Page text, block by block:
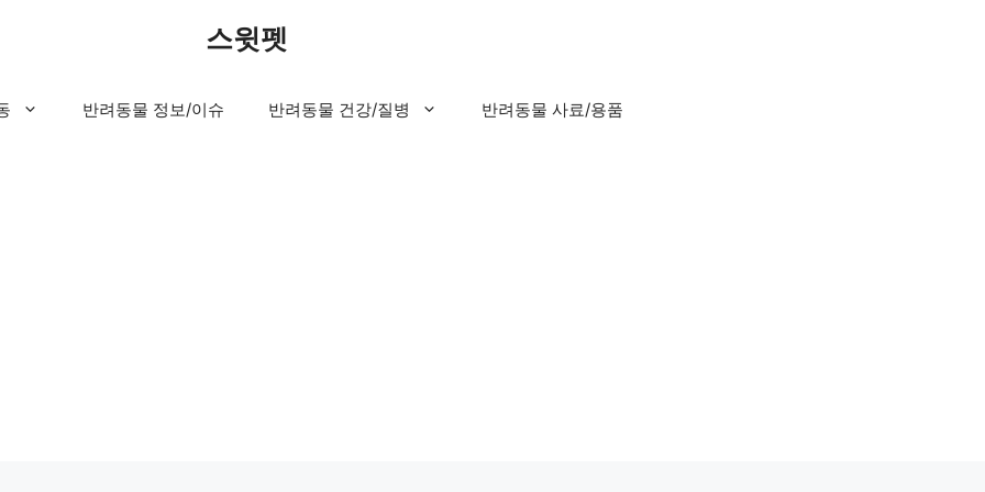
스윗펫
반려동물 정보/이슈 반려동물 건강/질병 반려동물 사료/용품